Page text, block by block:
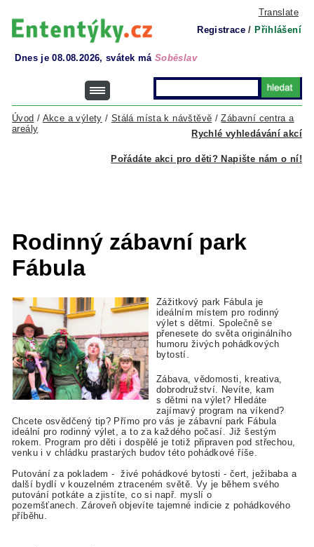
Translate
Registrace / Přihlášení
Dnes je 08.08.2026, svátek má Soběslav
Rychlé vyhledávání akcí
Úvod / Akce a výlety / Stálá místa k návštěvě /Zábavní centra a
areály
Pořádáte akci pro děti? Napište nám o ní!
Rodinný zábavní park
Fábula
Zážitkový park Fábula je
ideálním místem pro rodinný
výlet s dětmi. Společně se
přenesete do světa originálního
humoru živých pohádkových
bytostí.
Zábava, vědomosti, kreativa,
dobrodružství. Nevíte, kam
s dětmi na výlet? Hledáte
zajímavý program na víkend?
Chcete osvědčený tip? Přímo pro vás je zábavní park Fábula
ideální pro rodinný výlet, a to za každého počasí. Již šestým
rokem. Program pro děti i dospělé je totiž připraven pod střechou,
venku i v chládku prastarých budov této pohádkové říše.
Putování za pokladem - živé pohádkové bytosti - čert, ježibaba a
další bydlí v kouzelném ztraceném světě. Vy je během svého
putování potkáte a zjistíte, co si např. myslí o
pozemšťanech. Zároveň objevíte tajemné indicie z pohádkového
příběhu.